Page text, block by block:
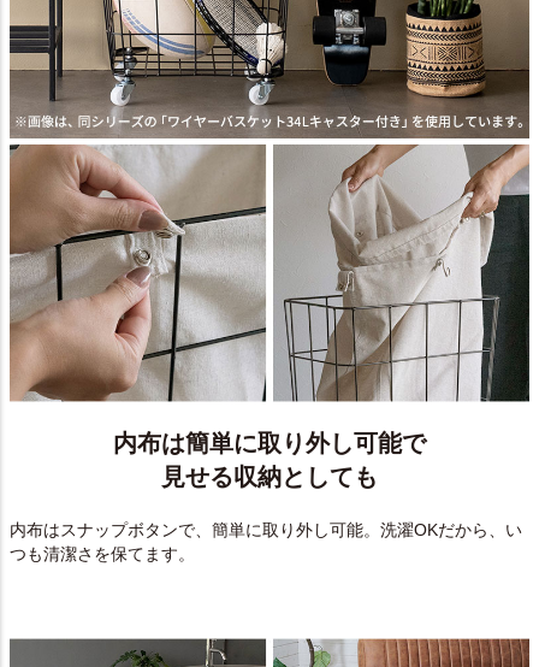
内布は簡単に取り外し可能で
見せる収納としても
内布はスナップボタンで、簡単に取り外し可能。洗濯OKだから、い
つも清潔さを保てます。